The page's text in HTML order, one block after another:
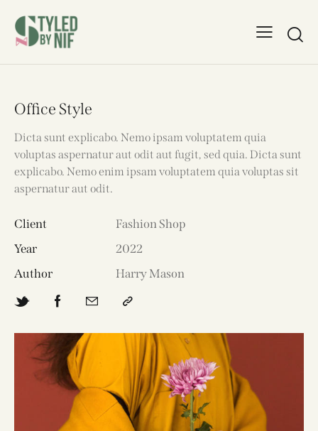
Office Style
Dicta sunt explicabo. Nemo ipsam voluptatem quia
voluptas aspernatur aut odit aut fugit, sed quia. Dicta sunt
explicabo. Nemo enim ipsam voluptatem quia voluptas sit
aspernatur aut odit.
Client
Fashion Shop
Year
2022
Author
Harry Mason